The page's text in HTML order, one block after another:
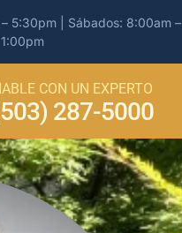
5:30pm | Sábados: 8:00am –
1:00pm
CON UN EXPERTO
287-5000